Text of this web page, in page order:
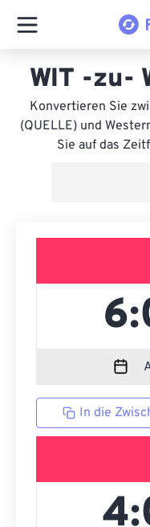
WIT -zu-
Konvertieren Sie
(QUELLE) und
Sie auf das
In die